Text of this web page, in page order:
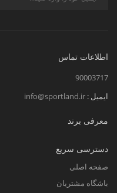
اطلاعات تماس
90003717
ایمیل : info@sportland.ir
معرفی برند
دسترسی سریع
صفحه اصلی
باشگاه مشتریان